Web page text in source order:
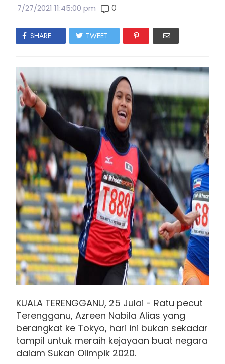
7/27/2021 11:45:00 pm 0
SHARE TWEET
KUALA TERENGGANU, 25 Julai - Ratu pecut
Terengganu, Azreen Nabila Alias yang
berangkat ke Tokyo, hari ini bukan sekadar
tampil untuk meraih kejayaan buat negara
dalam Sukan Olimpik 2020.